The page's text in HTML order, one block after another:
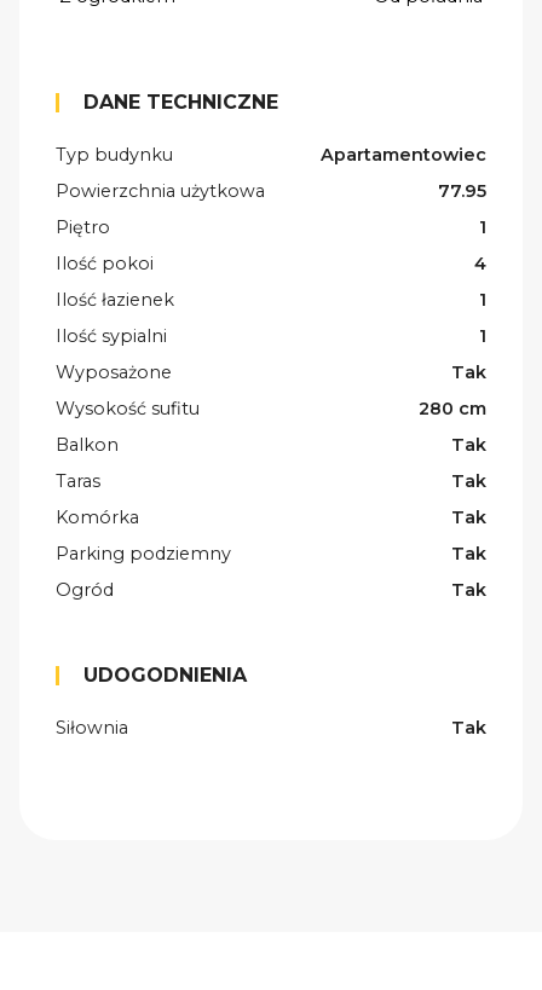
DANE TECHNICZNE
Typ budynku
Apartamentowiec
Powierzchnia użytkowa
77.95
Piętro
1
Ilość pokoi
4
Ilość łazienek
1
Ilość sypialni
1
Wyposażone
Tak
Wysokość sufitu
280 cm
Balkon
Tak
Taras
Tak
Komórka
Tak
Parking podziemny
Tak
Ogród
Tak
UDOGODNIENIA
Siłownia Tak